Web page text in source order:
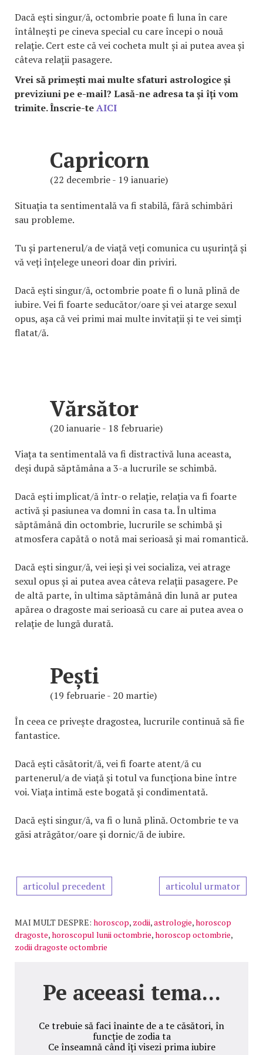
Dacă ești singur/ă, octombrie poate fi luna în care
întâlnești pe cineva special cu care începi o nouă
relație. Cert este că vei cocheta mult și ai putea avea și
câteva relații pasagere.
Vrei să primești mai multe sfaturi astrologice și
previziuni pe e-mail? Lasă-ne adresa ta și îți vom
trimite.Înscrie-teAICI
Capricorn
(22 decembrie - 19 ianuarie)
Situația ta sentimentală va fi stabilă, fără schimbări
sau probleme.
Tu și partenerul/a de viață veți comunica cu ușurință și
vă veți înțelege uneori doar din priviri.
Dacă ești singur/ă, octombrie poate fi o lună plină de
iubire. Vei fi foarte seducător/oare și vei atarge sexul
opus, așa că vei primi mai multe invitații și te vei simți
flatat/ă.
Vărsător
(20 ianuarie - 18 februarie)
Viața ta sentimentală va fi distractivă luna aceasta,
deși după săptămâna a 3-a lucrurile se schimbă.
Dacă ești implicat/ă într-o relație, relația va fi foarte
activă și pasiunea va domni în casa ta. În ultima
săptămână din octombrie, lucrurile se schimbă și
atmosfera capătă o notă mai serioasă și mai romantică.
Dacă ești singur/ă, vei ieși și vei socializa, vei atrage
sexul opus și ai putea avea câteva relații pasagere. Pe
de altă parte, în ultima săptămână din lună ar putea
apărea o dragoste mai serioasă cu care ai putea avea o
relație de lungă durată.
Pești
(19 februarie - 20 martie)
În ceea ce privește dragostea, lucrurile continuă să fie
fantastice.
Dacă ești căsătorit/ă, vei fi foarte atent/ă cu
partenerul/a de viață și totul va funcționa bine între
voi. Viața intimă este bogată și condimentată.
Dacă ești singur/ă, va fi o lună plină. Octombrie te va
găsi atrăgător/oare și dornic/ă de iubire.
articolul precedent articolul urmator
MAI MULT DESPRE: horoscop, zodii,astrologie,horoscop
dragoste,horoscopul lunii octombrie,horoscop octombrie,
zodii dragoste octombrie
Pe aceeasi tema...
Ce trebuie să faci înainte de a te căsători, în
funcție de zodia ta
Ce înseamnă când îți visezi prima iubire